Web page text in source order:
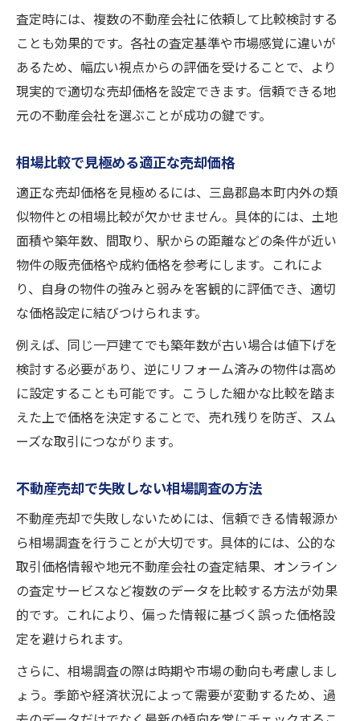
査定時には、複数の不動産会社に依頼して比較検討する
ことも効果的です。各社の査定基準や市場感覚に違いが
あるため、幅広い視点からの評価を受けることで、より
現実的で適切な売却価格を設定できます。信頼できる地
元の不動産会社を選ぶことが成功の鍵です。
相場比較で見極める適正な売却価格
適正な売却価格を見極めるには、三島郡島本町内外の類
似物件との相場比較が欠かせません。具体的には、土地
面積や築年数、間取り、駅からの距離などの条件が近い
物件の販売価格や成約価格を参考にします。これによ
り、自身の物件の強みと弱みを客観的に評価でき、適切
な価格設定に結びつけられます。
例えば、同じ一戸建てでも築年数が古い場合は値下げを
検討する必要があり、逆にリフォーム済みの物件は高め
に設定することも可能です。こうした細かな比較を踏ま
えた上で価格を決定することで、売れ残りを防ぎ、スム
ーズな取引につながります。
不動産売却で失敗しない相場調査の方法
不動産売却で失敗しないためには、信頼できる情報源か
ら相場調査を行うことが大切です。具体的には、公的な
取引価格情報や地元不動産会社の査定結果、オンライン
の査定サービスなど複数のデータを比較する方法が効果
的です。これにより、偏った情報に基づく誤った価格設
定を避けられます。
さらに、相場調査の際は時期や市場の動向も考慮しまし
ょう。季節や経済状況によって需要が変動するため、過